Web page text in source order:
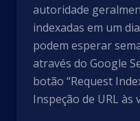
autoridade
indexadas em um
podem esperar
através do Google
botão “Request
Inspeção de URL às